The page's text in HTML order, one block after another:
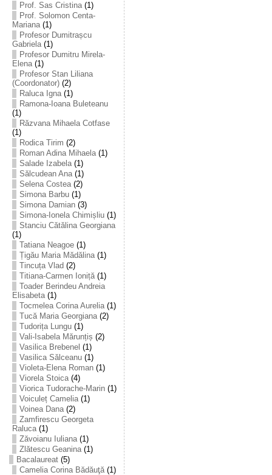
Prof. Sas Cristina(1)
Prof. Solomon Centa-
Mariana(1)
Profesor Dumitrașcu
Gabriela(1)
Profesor Dumitru Mirela-
Elena(1)
Profesor Stan Liliana
(Coordonator)(2)
Raluca Igna(1)
Ramona-Ioana Buleteanu
(1)
Răzvana Mihaela Cotfase
(1)
Rodica Tirim (2)
Roman Adina Mihaela(1)
Salade Izabela(1)
Sălcudean Ana(1)
Selena Costea(2)
Simona Barbu(1)
Simona Damian(3)
Simona-Ionela Chimișliu(1)
Stanciu Cătălina Georgiana
(1)
Tatiana Neagoe(1)
Țigău Maria Mădălina(1)
Tincuța Vlad (2)
Titiana-Carmen Ioniță(1)
Toader Berindeu Andreia
Elisabeta(1)
Tocmelea Corina Aurelia(1)
Tucă Maria Georgiana(2)
Tudorița Lungu(1)
Vali-Isabela Mărunțiș (2)
Vasilica Brebenel (1)
Vasilica Sălceanu(1)
Violeta-Elena Roman(1)
Viorela Stoica(4)
Viorica Tudorache-Marin(1)
Voiculeț Camelia(1)
Voinea Dana(2)
Zamfirescu Georgeta
Raluca(1)
Zăvoianu Iuliana(1)
Zlătescu Geanina(1)
Bacalaureat(5)
Camelia Corina Bădăuţă(1)